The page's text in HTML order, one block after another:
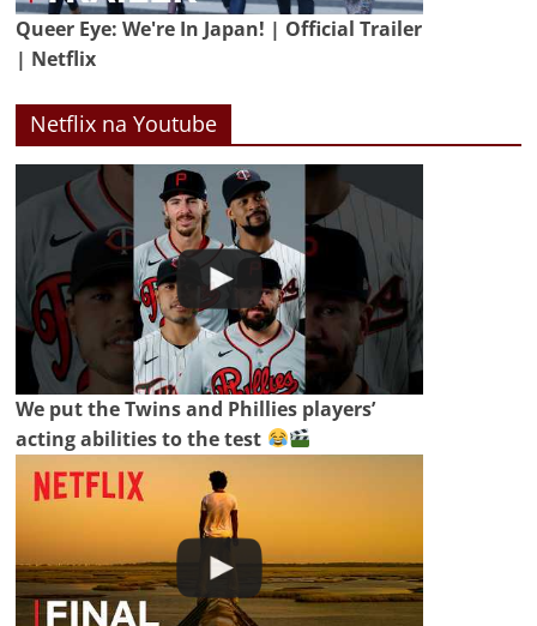
Queer Eye: We're In Japan! | Official Trailer
| Netflix
Netflix na Youtube
We put the Twins and Phillies players’
acting abilities to the test